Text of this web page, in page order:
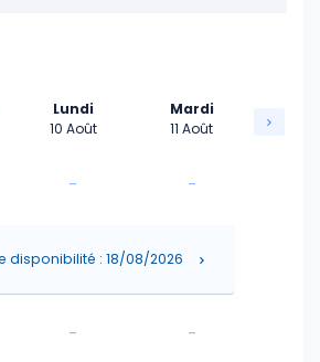
Lundi
10 Août
-
-
Mardi
11 Août
-
-
disponibilité : 18/08/2026